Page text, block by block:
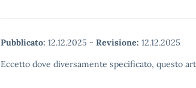
Pubblicato: 12.12.2025 - Revisione: 12.12.2025
Eccetto dove diversamente specificato, questo